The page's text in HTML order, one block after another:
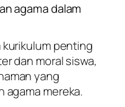
agama dalam
kurikulum penting
dan moral siswa,
yang
agama mereka.